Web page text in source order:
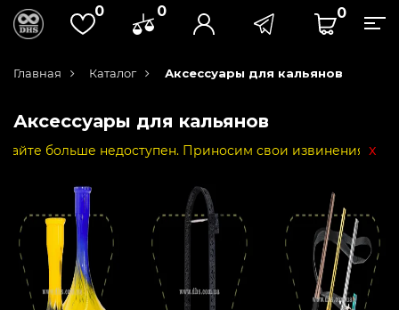
0 0 0
Главная Каталог Аксессуары для кальянов
Аксессуары для кальянов
недоступен. Приносим свои извинения за x